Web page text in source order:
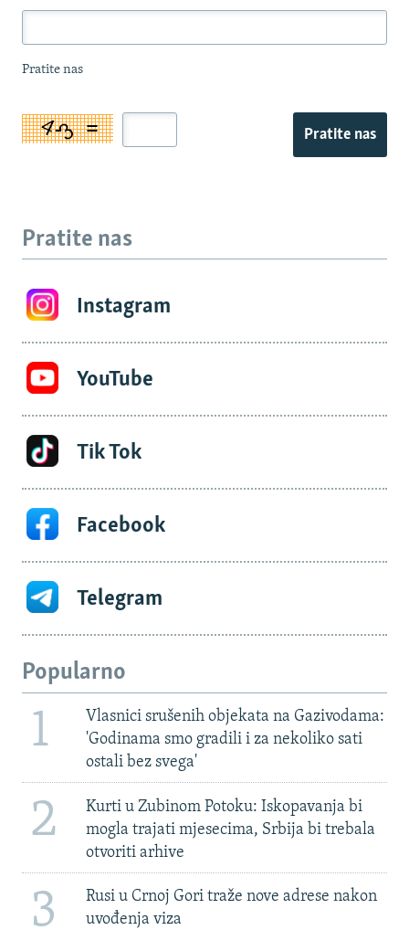
Pratite nas
Pratite nas
Pratite nas
Instagram
YouTube
Tik Tok
Facebook
Telegram
Popularno
1
Vlasnici srušenih objekata na Gazivodama:
'Godinama smo gradili i za nekoliko sati
ostali bez svega'
2
Kurti u Zubinom Potoku: Iskopavanja bi
mogla trajati mjesecima, Srbija bi trebala
otvoriti arhive
3
Rusi u Crnoj Gori traže nove adrese nakon
uvođenja viza